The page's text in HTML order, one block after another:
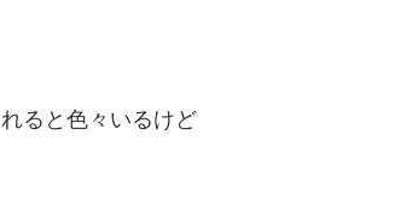
ると色々いるけど